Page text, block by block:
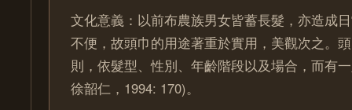
文化意義：以前布農族男女皆蓄長髮，亦造成
不便，故頭巾的用途著重於實用，美觀次之。
則，依髮型、性別、年齡階段以及場合，而有
徐韶仁，1994: 170)。